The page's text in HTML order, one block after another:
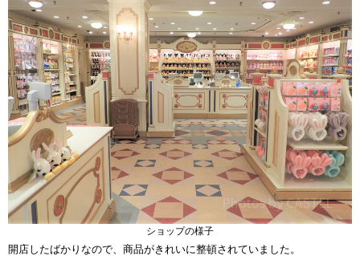
ショップの様子
開店したばかりなので、商品がきれいに整頓されていました。